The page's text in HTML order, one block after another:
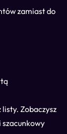
zamiast do
Zobaczysz